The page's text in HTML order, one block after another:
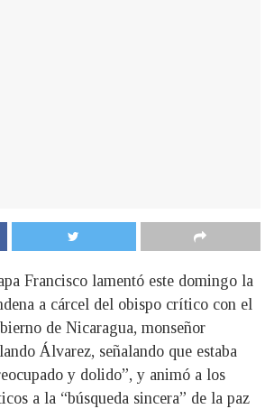
Francisco lamentó este domingo la
a cárcel del obispo crítico con el
de Nicaragua, monseñor
Álvarez, señalando que estaba
y dolido”, y animó a los
a la “búsqueda sincera” de la paz